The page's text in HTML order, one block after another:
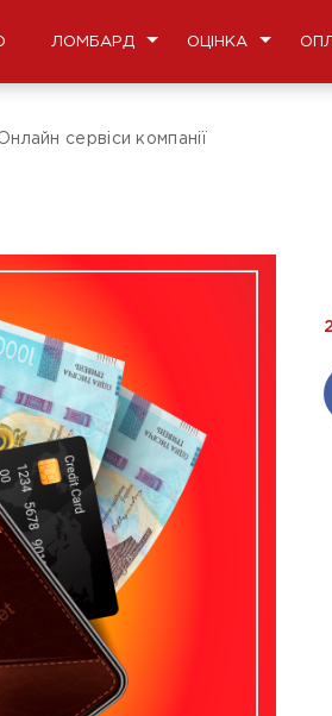
ЛОМБАРД ОЦІНКА
сервіси компанії